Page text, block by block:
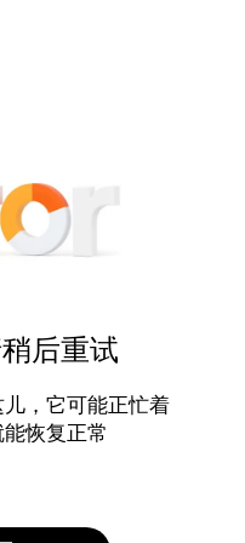
后重试
，它可能正忙着
恢复正常